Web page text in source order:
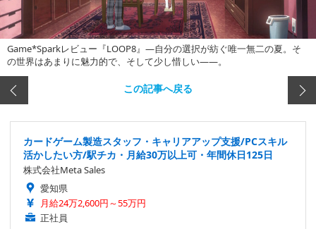
Game*Sparkレビュー『LOOP8』―自分の選択が紡ぐ唯一無二の夏。そ
の世界はあまりに魅力的で、そして少し惜しい――。
この記事へ戻る
カードゲーム製造スタッフ・キャリアアップ支援/PCスキル
活かしたい方/駅チカ・月給30万以上可・年間休日125日
株式会社Meta Sales
愛知県
月給24万2,600円～55万円
正社員